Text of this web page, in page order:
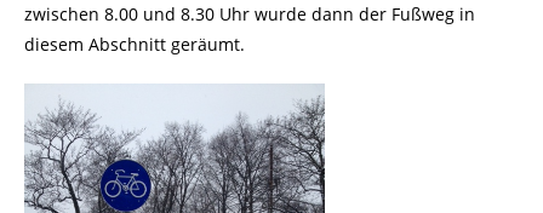
zwischen 8.00 und 8.30 Uhr wurde dann der Fußweg in
diesem Abschnitt geräumt.